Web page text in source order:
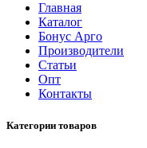
Главная
Каталог
Бонус Арго
Производители
Статьи
Опт
Контакты
Категории товаров